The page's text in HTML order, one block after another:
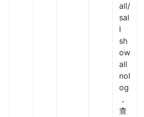
all/
sal
l
sh
ow
all
nol
og
，
查